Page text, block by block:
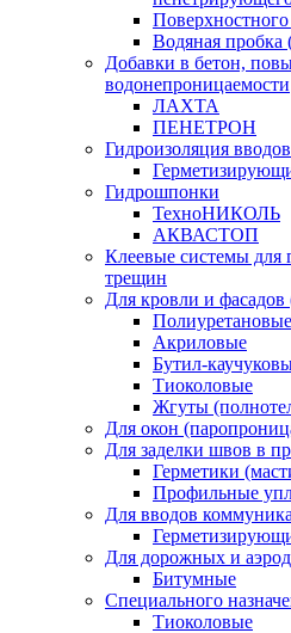
Поверхностного
Водяная пробка
Добавки в бетон,
водонепроницаемости
ЛАХТА
ПЕНЕТРОН
Гидроизоляция
Гидрошпонки
ТехноНИКОЛЬ
АКВАСТОП
Клеевые системы для
трещин
Для кровли и
Полиуретановые
Акриловые
Бутил-
Тиоколовые
Жгуты
Для окон
Для заделки швов в
Герметики
Профильные
Для вводов
Для дорожных и
Битумные
Специального
Тиоколовые